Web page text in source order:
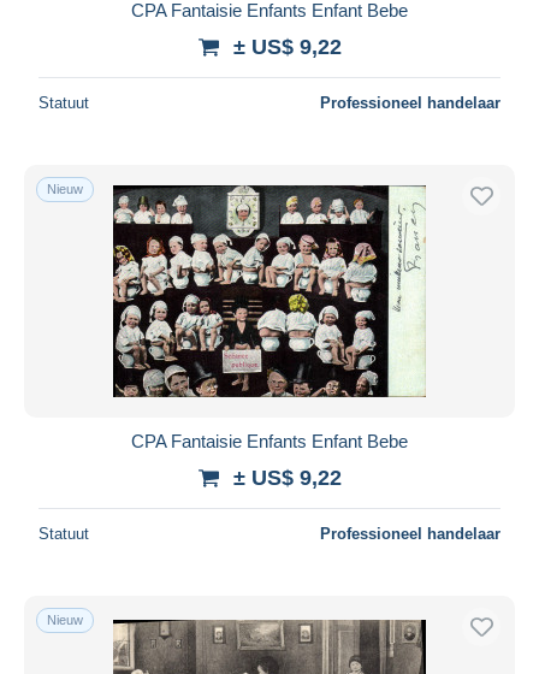
CPA Fantaisie Enfants Enfant Bebe
± US$ 9,22
Statuut Professioneel handelaar
Nieuw
CPA Fantaisie Enfants Enfant Bebe
± US$ 9,22
Statuut Professioneel handelaar
Nieuw